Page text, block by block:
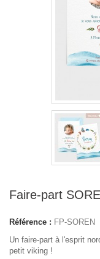
Faire-part
Référence : FP-SOREN
Un faire-part à l'esprit
petit viking !